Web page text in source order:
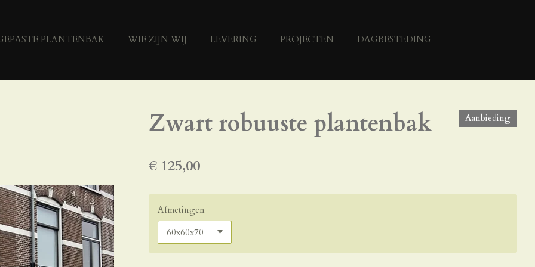
PLANTENBAK WIE ZIJN WIJ LEVERING PROJECTEN
DAGBESTEDING
Zwart robuuste plantenbak Aanbieding
€ 125,00
Afmetingen